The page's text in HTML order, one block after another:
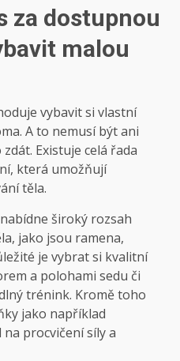
za dostupnou
malou
vybavit si vlastní
A to nemusí být ani
Existuje celá řada
která umožňují
těla.
široký rozsah
jako jsou ramena,
je vybrat si kvalitní
a polohami sedu či
trénink. Kromě toho
jako například
procvičení síly a